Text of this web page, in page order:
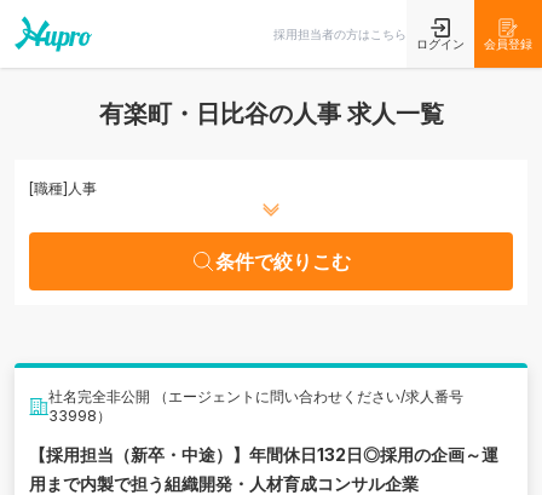
採用担当者の方はこちら
ログイン 会員登録
有楽町・日比谷の人事 求人一覧
[職種] 人事
条件で絞りこむ
社名完全非公開 （エージェントに問い合わせください/求人番号
33998）
【採用担当（新卒・中途）】年間休日132日◎採用の企画～運
用まで内製で担う組織開発・人材育成コンサル企業